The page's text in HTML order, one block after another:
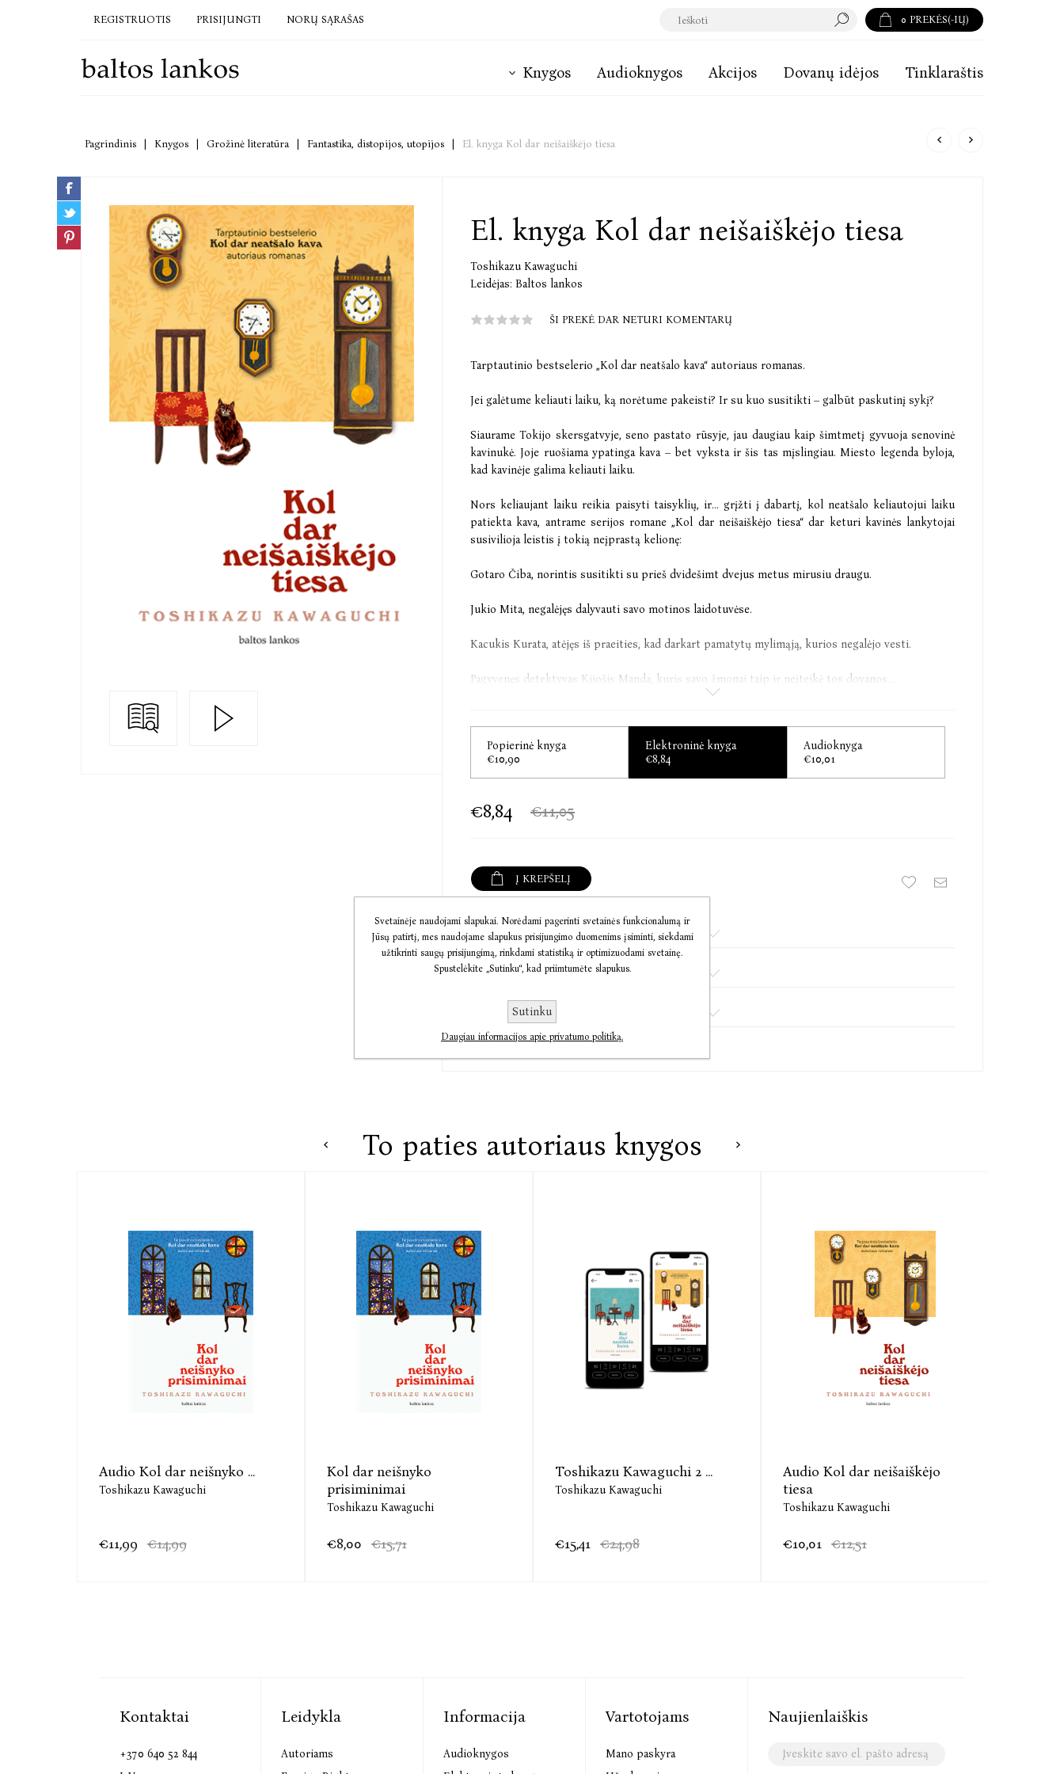
REGISTRUOTIS PRISIJUNGTI NORŲ SĄRAŠAS 0 PREKĖS(-IŲ)
Knygos Audioknygos Akcijos Dovanų idėjos Tinklaraštis
Pagrindinis Knygos Grožinė literatūra Fantastika, distopijos, utopijos El. knyga Kol dar neišaiškėjo tiesa
El. knyga Kol dar neišaiškėjo tiesa
Toshikazu Kawaguchi
Leidėjas: Baltos lankos
ŠI PREKĖ DAR NETURI KOMENTARŲ
Tarptautinio bestselerio „Kol dar neatšalo kava“ autoriaus romanas.
Jei galėtume keliauti laiku, ką norėtume pakeisti? Ir su kuo susitikti – galbūt paskutinį sykį?
Siaurame Tokijo skersgatvyje, seno pastato rūsyje, jau daugiau kaip šimtmetį gyvuoja senovinė
kavinukė. Joje ruošiama ypatinga kava – bet vyksta ir šis tas mįslingiau. Miesto legenda byloja,
kad kavinėje galima keliauti laiku.
Nors keliaujant laiku reikia paisyti taisyklių, ir... grįžti į dabartį, kol neatšalo keliautojui laiku
patiekta kava, antrame serijos romane „Kol dar neišaiškėjo tiesa“ dar keturi kavinės lankytojai
susivilioja leistis į tokią neįprastą kelionę:
Gotaro Čiba, norintis susitikti su prieš dvidešimt dvejus metus mirusiu draugu.
Jukio Mita, negalėjęs dalyvauti savo motinos laidotuvėse.
Kacukis Kurata, atėjęs iš praeities, kad darkart pamatytų mylimąją, kurios negalėjo vesti.
Pagyvenęs detektyvas Kijošis Manda, kuris savo žmonai taip ir neįteikė tos dovanos...
tiesą: kad galėtum judėti pirmyn, privalai susitaikyti su savo praeitimi.
laiku, romanas. Serijos knygų pasaulyje parduota per milijoną egzempliorių, o jos leidybos
Popierinė knyga
€10,90
Elektroninė knyga
€8,84
Audioknyga
€10,01
€8,84 €11,05
Į KREPŠELĮ
Informacija
Komentarai
Susisiekite
To paties autoriaus knygos
Audio Kol dar neišnyko ...
Toshikazu Kawaguchi
€11,99 €14,99
Kol dar neišnyko
prisiminimai
Toshikazu Kawaguchi
€8,00 €15,71
Toshikazu Kawaguchi 2 ...
Toshikazu Kawaguchi
€15,41 €24,98
Audio Kol dar neišaiškėjo
tiesa
Toshikazu Kawaguchi
€10,01 €12,51
Kontaktai
+370 640 52 844
Leidykla
Autoriams
Informacija
Audioknygos
Vartotojams
Mano paskyra
Naujienlaiškis
Svetainėje naudojami slapukai. Norėdami pagerinti svetainės funkcionalumą ir
Jūsų patirtį, mes naudojame slapukus prisijungimo duomenims įsiminti, siekdami
užtikrinti saugų prisijungimą, rinkdami statistiką ir optimizuodami svetainę.
Spustelėkite „Sutinku“, kad priimtumėte slapukus.
Sutinku
Daugiau informacijos apie privatumo politiką.